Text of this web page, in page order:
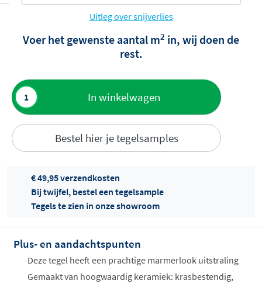
Uitleg over snijverlies
Voer het gewenste aantal m2 in, wij doen de
rest.
In winkelwagen
Bestel hier je tegelsamples
Toevoegen
aan offerte
Offertes
ophalen...
€ 49,95 verzendkosten
Bij twijfel, bestel een tegelsample
Tegels te zien in onze showroom
Plus- en aandachtspunten
Deze tegel heeft een prachtige marmerlook uitstraling
Gemaakt van hoogwaardig keramiek: krasbestendig,